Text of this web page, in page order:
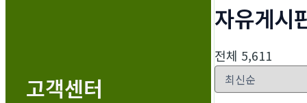
고객센터
자유게시
전체 5,611